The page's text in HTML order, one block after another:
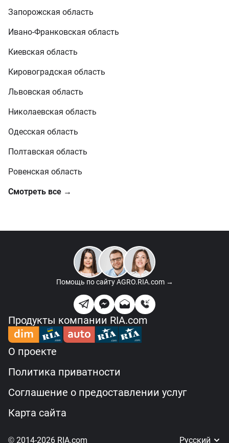
Запорожская область
Ивано-Франковская область
Киевская область
Кировоградская область
Львовская область
Николаевская область
Одесская область
Полтавская область
Ровенская область
Смотреть все →
Помощь по сайтуAGRO.RIA.com →
Продукты компании RIA.com
О проекте
Политика приватности
Соглашение о предоставлении услуг
Карта сайта
© 2014-2026 RIA.com Русский